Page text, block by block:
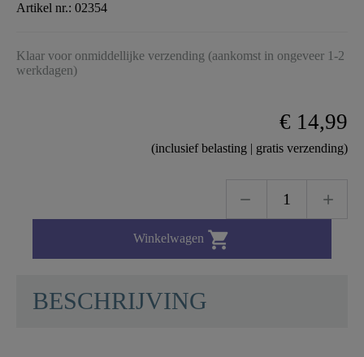
Artikel nr.: 02354
Klaar voor onmiddellijke verzending (aankomst in ongeveer 1-2
werkdagen)
€ 14,99
(inclusief belasting | gratis verzending)
Winkelwagen 
BESCHRIJVING